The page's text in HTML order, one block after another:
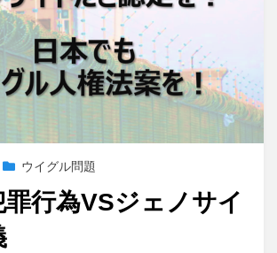
ウイグル問題
行為VSジェノサイ